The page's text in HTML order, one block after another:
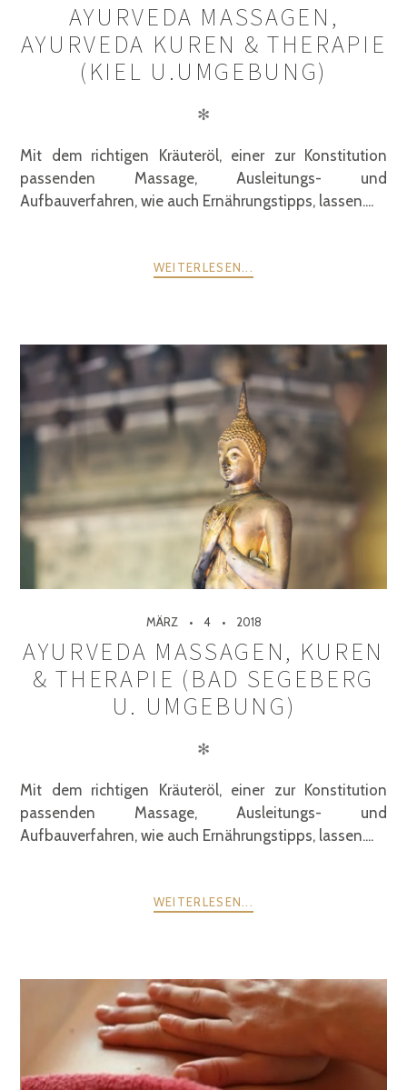
AYURVEDA MASSAGEN,
AYURVEDA KUREN & THERAPIE
(KIEL U.UMGEBUNG)
✻
Mit dem richtigen Kräuteröl, einer zur Konstitution
passenden Massage, Ausleitungs- und
Aufbauverfahren, wie auch Ernährungstipps, lassen....
WEITERLESEN...
MÄRZ 4 2018
AYURVEDA MASSAGEN, KUREN
& THERAPIE (BAD SEGEBERG
U. UMGEBUNG)
✻
Mit dem richtigen Kräuteröl, einer zur Konstitution
passenden Massage, Ausleitungs- und
Aufbauverfahren, wie auch Ernährungstipps, lassen....
WEITERLESEN...